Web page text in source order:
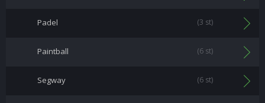
Padel (3 st)
Paintball (6 st)
Segway (6 st)